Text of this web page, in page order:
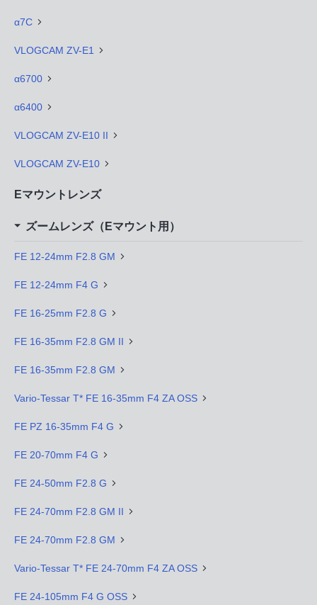
α7C
VLOGCAM ZV-E1
α6700
α6400
VLOGCAM ZV-E10 II
VLOGCAM ZV-E10
Eマウントレンズ
ズームレンズ（Eマウント用）
FE 12-24mm F2.8 GM
FE 12-24mm F4 G
FE 16-25mm F2.8 G
FE 16-35mm F2.8 GM II
FE 16-35mm F2.8 GM
Vario-Tessar T* FE 16-35mm F4 ZA OSS
FE PZ 16-35mm F4 G
FE 20-70mm F4 G
FE 24-50mm F2.8 G
FE 24-70mm F2.8 GM II
FE 24-70mm F2.8 GM
Vario-Tessar T* FE 24-70mm F4 ZA OSS
FE 24-105mm F4 G OSS